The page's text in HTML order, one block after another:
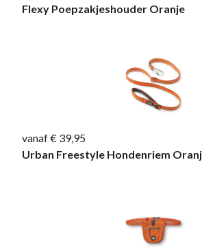
Flexy Poepzakjeshouder Oranje
vanaf € 39,95
Urban Freestyle Hondenriem